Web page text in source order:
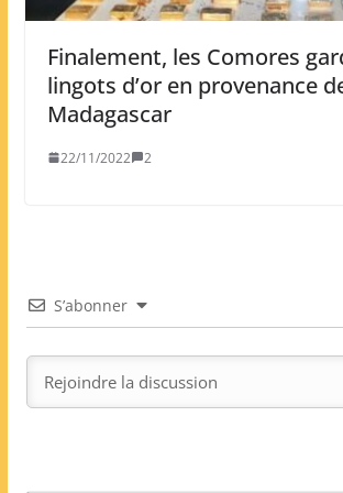
Finalement, les Comores
lingots d’or en provenance
Madagascar
22/11/2022 2
S’abonner